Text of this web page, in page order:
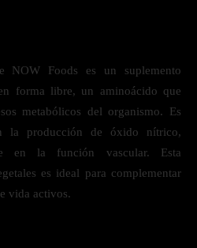
Foods es un suplemento
forma libre, un aminoácido que
metabólicos del organismo. Es
la producción de óxido nítrico,
en la función vascular. Esta
es ideal para complementar
vida activos.